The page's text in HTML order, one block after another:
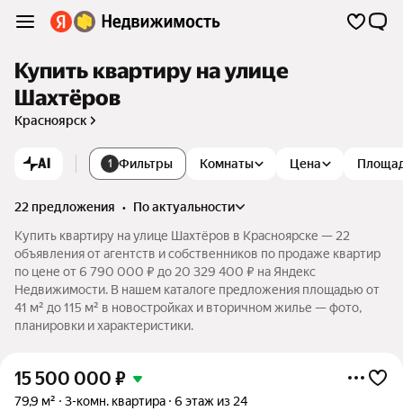
Купить квартиру на улице
Шахтёров
Красноярск
AI 1 Фильтры Комнаты Цена
22 предложения •
по актуальности
Купить квартиру на улице Шахтёров в Красноярске — 22
объявления от агентств и собственников по продаже квартир
по цене от 6 790 000 ₽ до 20 329 400 ₽ на Яндекс
Недвижимости. В нашем каталоге предложения площадью от
41 м² до 115 м² в новостройках и вторичном жилье — фото,
планировки и характеристики.
15 500 000 ₽
79,9 м² 3-комн. квартира 6 этаж из 24